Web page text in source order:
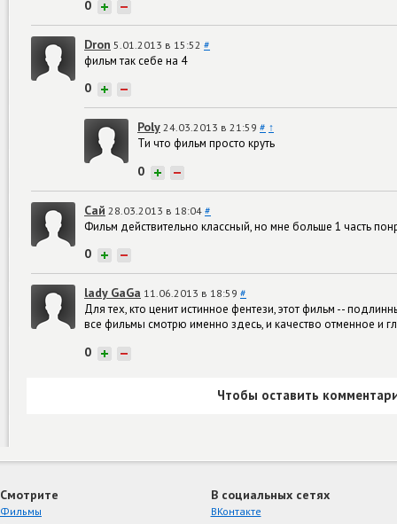
0 + −
Dron 5.01.2013 в 15:52 #
фильм так себе на 4
0 + −
Poly 24.03.2013 в 21:59 # ↑
Ти что фильм просто круть
0 + −
Сай 28.03.2013 в 18:04 #
Фильм действительно классный, но мне больше 1 часть
0 + −
lady GaGa 11.06.2013 в 18:59 #
Для тех, кто ценит истинное фентези, этот фильм --
все фильмы смотрю именно здесь, и качество отменное и
0 + −
Чтобы оставить
Смотрите
Фильмы
В социальных сетях
ВКонтакте